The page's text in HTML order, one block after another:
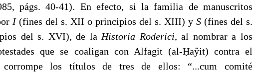
págs. 40-41). En efecto, si la familia de manuscritos
I (fines del s. XII o principios del s. XIII) y S (fines del s.
del s. XVI), de la Historia Roderici, al nombrar a los
que se coaligan con Alfagit (al-Ḥaŷit) contra el
corrompe los títulos de tres de ellos: “...cum comité